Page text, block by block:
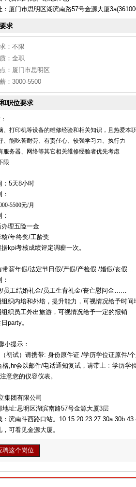
：厦门市思明区湖滨南路57号金源大厦
求
： 不限
： 全职
： 厦门市思明区
： 3000-5500
职位要求
、打印机等设备的维修经验和相关知识，且热爱本
、能吃苦耐劳、有责任心、较强学习力、执行力
服务器、网络等其它相关维修经验者优先考虑
限
：5天8小时
5500元/月
办理五险一金
/年终奖/工龄奖
kpi考核成绩评定调薪一次。
带薪年假/法定节日假/产假/产检假 /婚假/丧假
/员工结婚礼金/员工生育礼金/丧亡慰问金……
织内培和外培，提升能力，可视情况给予时间
织员工外出旅游，可视情况给予一定的报销
party。
小提示：
初试）请携带: 身份原件证 /学历学位证原件/
格,hr会以邮件/电话通知复试，请带上﹕学历学
意您的仪容仪表。
集团有限公司
地址:思明区湖滨南路57号金源大厦3层
：滨南斗西路口站。
，可看见金源大厦。